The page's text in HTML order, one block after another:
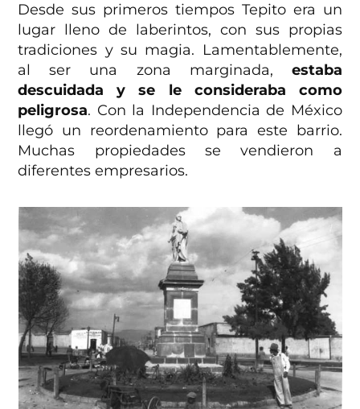
Desde sus primeros tiempos Tepito era un
lugar lleno de laberintos, con sus propias
tradiciones y su magia. Lamentablemente,
al ser una zona marginada, estaba
descuidada y se le consideraba como
peligrosa. Con la Independencia de México
llegó un reordenamiento para este barrio.
Muchas propiedades se vendieron a
diferentes empresarios.